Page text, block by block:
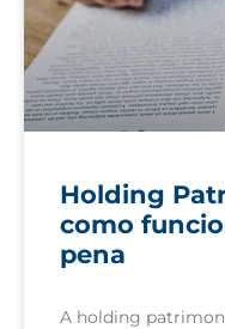
Holding
como
pena
A holding